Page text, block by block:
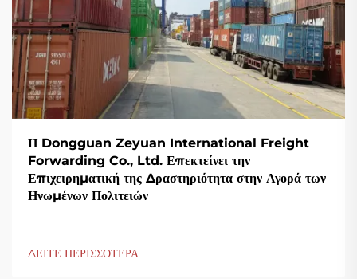
Η Dongguan Zeyuan International Freight
Forwarding Co., Ltd. Επεκτείνει την
Επιχειρηματική της Δραστηριότητα στην Αγορά των
Ηνωμένων Πολιτειών
ΔΕΙΤΕ ΠΕΡΙΣΣΟΤΕΡΑ